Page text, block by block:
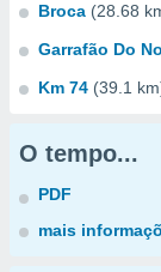
Broca (28.68
Garrafão Do
Km 74 (39.1
O tempo...
PDF
mais